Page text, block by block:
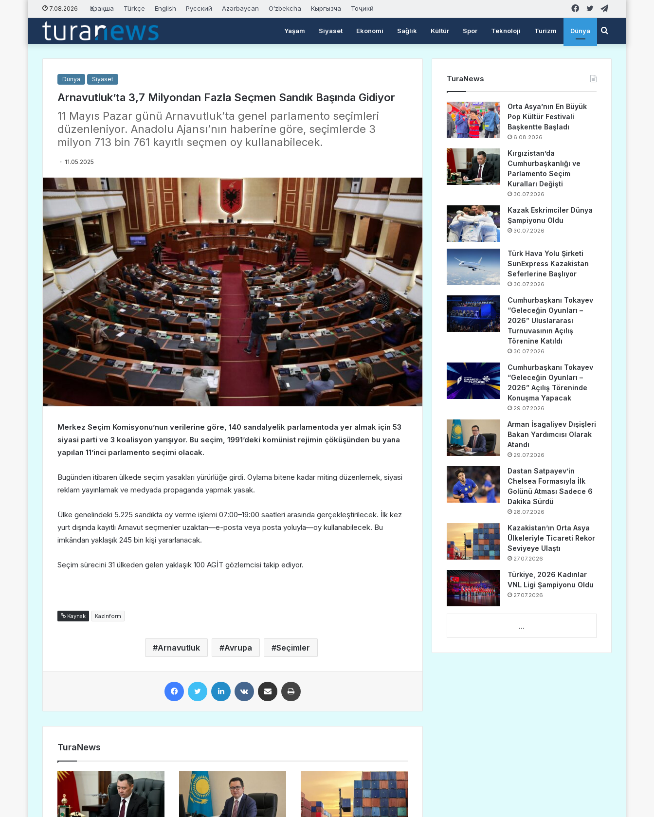
7.08.2026 Қазақша Türkçe English Русский Azərbaycan Oʻzbekcha Кыргызча Тоҷикӣ Twitter
Facebook
Yaşam Siyaset Ekonomi Sağlık Kültür Spor Teknoloji Turizm Dünya Arama
yap
Dünya Siyaset
Arnavutluk’ta 3,7 Milyondan Fazla Seçmen Sandık Başında Gidiyor
11 Mayıs Pazar günü Arnavutluk’ta genel parlamento seçimleri
düzenleniyor. Anadolu Ajansı’nın haberine göre, seçimlerde 3
milyon 713 bin 761 kayıtlı seçmen oy kullanabilecek.
11.05.2025
Merkez Seçim Komisyonu’nun verilerine göre, 140 sandalyelik parlamentoda yer almak için 53
siyasi parti ve 3 koalisyon yarışıyor. Bu seçim, 1991’deki komünist rejimin çöküşünden bu yana
yapılan 11’inci parlamento seçimi olacak.
Bugünden itibaren ülkede seçim yasakları yürürlüğe girdi. Oylama bitene kadar miting düzenlemek, siyasi
reklam yayınlamak ve medyada propaganda yapmak yasak.
Ülke genelindeki 5.225 sandıkta oy verme işlemi 07:00–19:00 saatleri arasında gerçekleştirilecek. İlk kez
yurt dışında kayıtlı Arnavut seçmenler uzaktan—e-posta veya posta yoluyla—oy kullanabilecek. Bu
imkândan yaklaşık 245 bin kişi yararlanacak.
Seçim sürecini 31 ülkeden gelen yaklaşık 100 AGİT gözlemcisi takip ediyor.
Kaynak Kazinform
Arnavutluk Avrupa Seçimler
TuraNews
TuraNews
Orta Asya’nın En Büyük
Pop Kültür Festivali
Başkentte Başladı
6.08.2026
Kırgızistan’da
Cumhurbaşkanlığı ve
Parlamento Seçim
Kuralları Değişti
30.07.2026
Kazak Eskrimciler Dünya
Şampiyonu Oldu
30.07.2026
Türk Hava Yolu Şirketi
SunExpress Kazakistan
Seferlerine Başlıyor
30.07.2026
Cumhurbaşkanı Tokayev
“Geleceğin Oyunları –
2026” Uluslararası
Turnuvasının Açılış
Törenine Katıldı
30.07.2026
Cumhurbaşkanı Tokayev
“Geleceğin Oyunları –
2026” Açılış Töreninde
Konuşma Yapacak
29.07.2026
Arman İsagaliyev Dışişleri
Bakan Yardımcısı Olarak
Atandı
29.07.2026
Dastan Satpayev’in
Chelsea Formasıyla İlk
Golünü Atması Sadece 6
Dakika Sürdü
28.07.2026
Kazakistan’ın Orta Asya
Ülkeleriyle Ticareti Rekor
Seviyeye Ulaştı
27.07.2026
Türkiye, 2026 Kadınlar
VNL Ligi Şampiyonu Oldu
27.07.2026
...